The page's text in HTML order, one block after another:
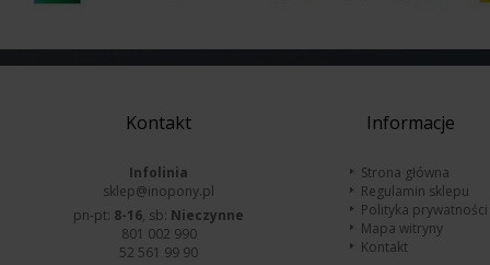
Kontakt
Infolinia
sklep@inopony.pl
pn-pt: 8-16, sb: Nieczynne
801 002 990
52 561 99 90
Informacje
Strona główna
Regulamin sklepu
Polityka prywatności
Mapa witryny
Kontakt